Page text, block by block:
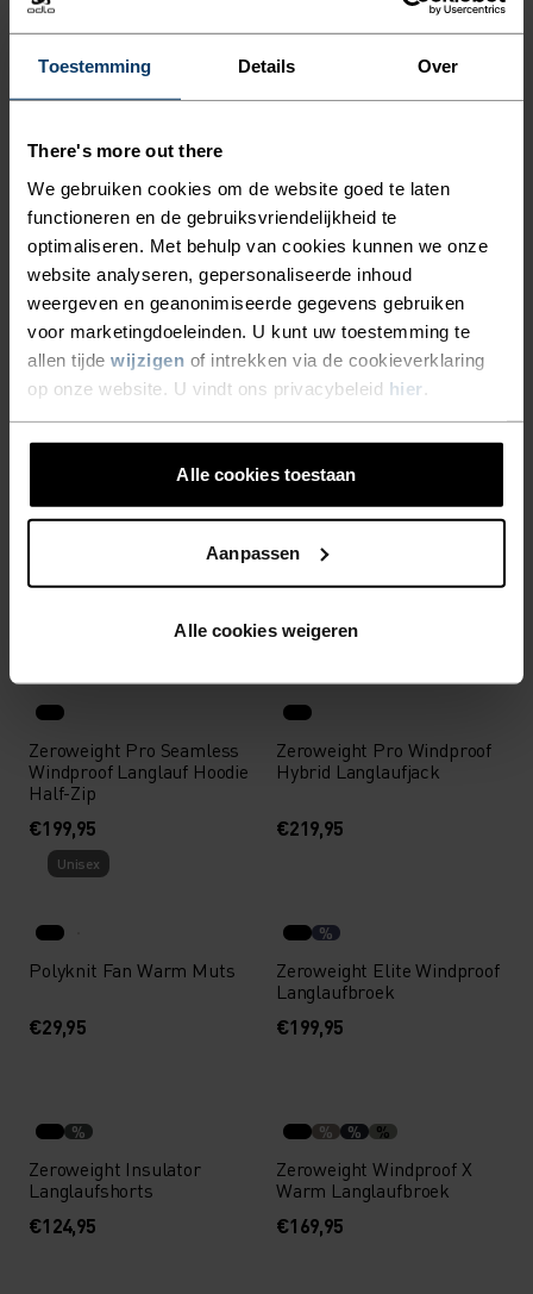
Toestemming Details Over
There's more out there
We gebruiken cookies om de website goed te laten
functioneren en de gebruiksvriendelijkheid te
optimaliseren. Met behulp van cookies kunnen we onze
website analyseren, gepersonaliseerde inhoud
weergeven en geanonimiseerde gegevens gebruiken
voor marketingdoeleinden. U kunt uw toestemming te
allen tijde wijzigen of intrekken via de cookieverklaring
op onze website. U vindt ons privacybeleid hier
Alle cookies toestaan
Aanpassen
Alle cookies weigeren
Handschoenen
€69,95
€59,95
Unisex
Nordic Warm
Handschoenen
€74,95
Unisex
Multisport Waterproof
Handschoenen
€59,95
Waterdichte
Zeroweight Dual Dry
Herfst 26
Essential Warm
Langlaufjack
Zeroweight Pro Seamless
Windproof Langlauf Hoodie
Half-Zip
€199,95
Zeroweight Pro Windproof
Hybrid Langlaufjack
€219,95
Unisex
Polyknit Fan Warm Muts
€29,95
%
Zeroweight Elite Windproof
Langlaufbroek
€199,95
%
Zeroweight Insulator
Langlaufshorts
€124,95
% % %
Zeroweight Windproof X
Warm Langlaufbroek
€169,95